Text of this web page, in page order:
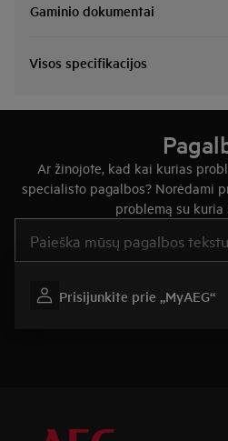
Gaminio dokumentai
Visos specifikacijos
Ar žinojote, kad kai kurias
specialisto pagalbos? Norėdami
problemą su kuria
Prisijunkite prie „MyAEG“